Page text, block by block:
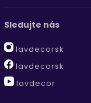
Sledujte nás
lavdecorsk
lavdecorsk
lavdecor